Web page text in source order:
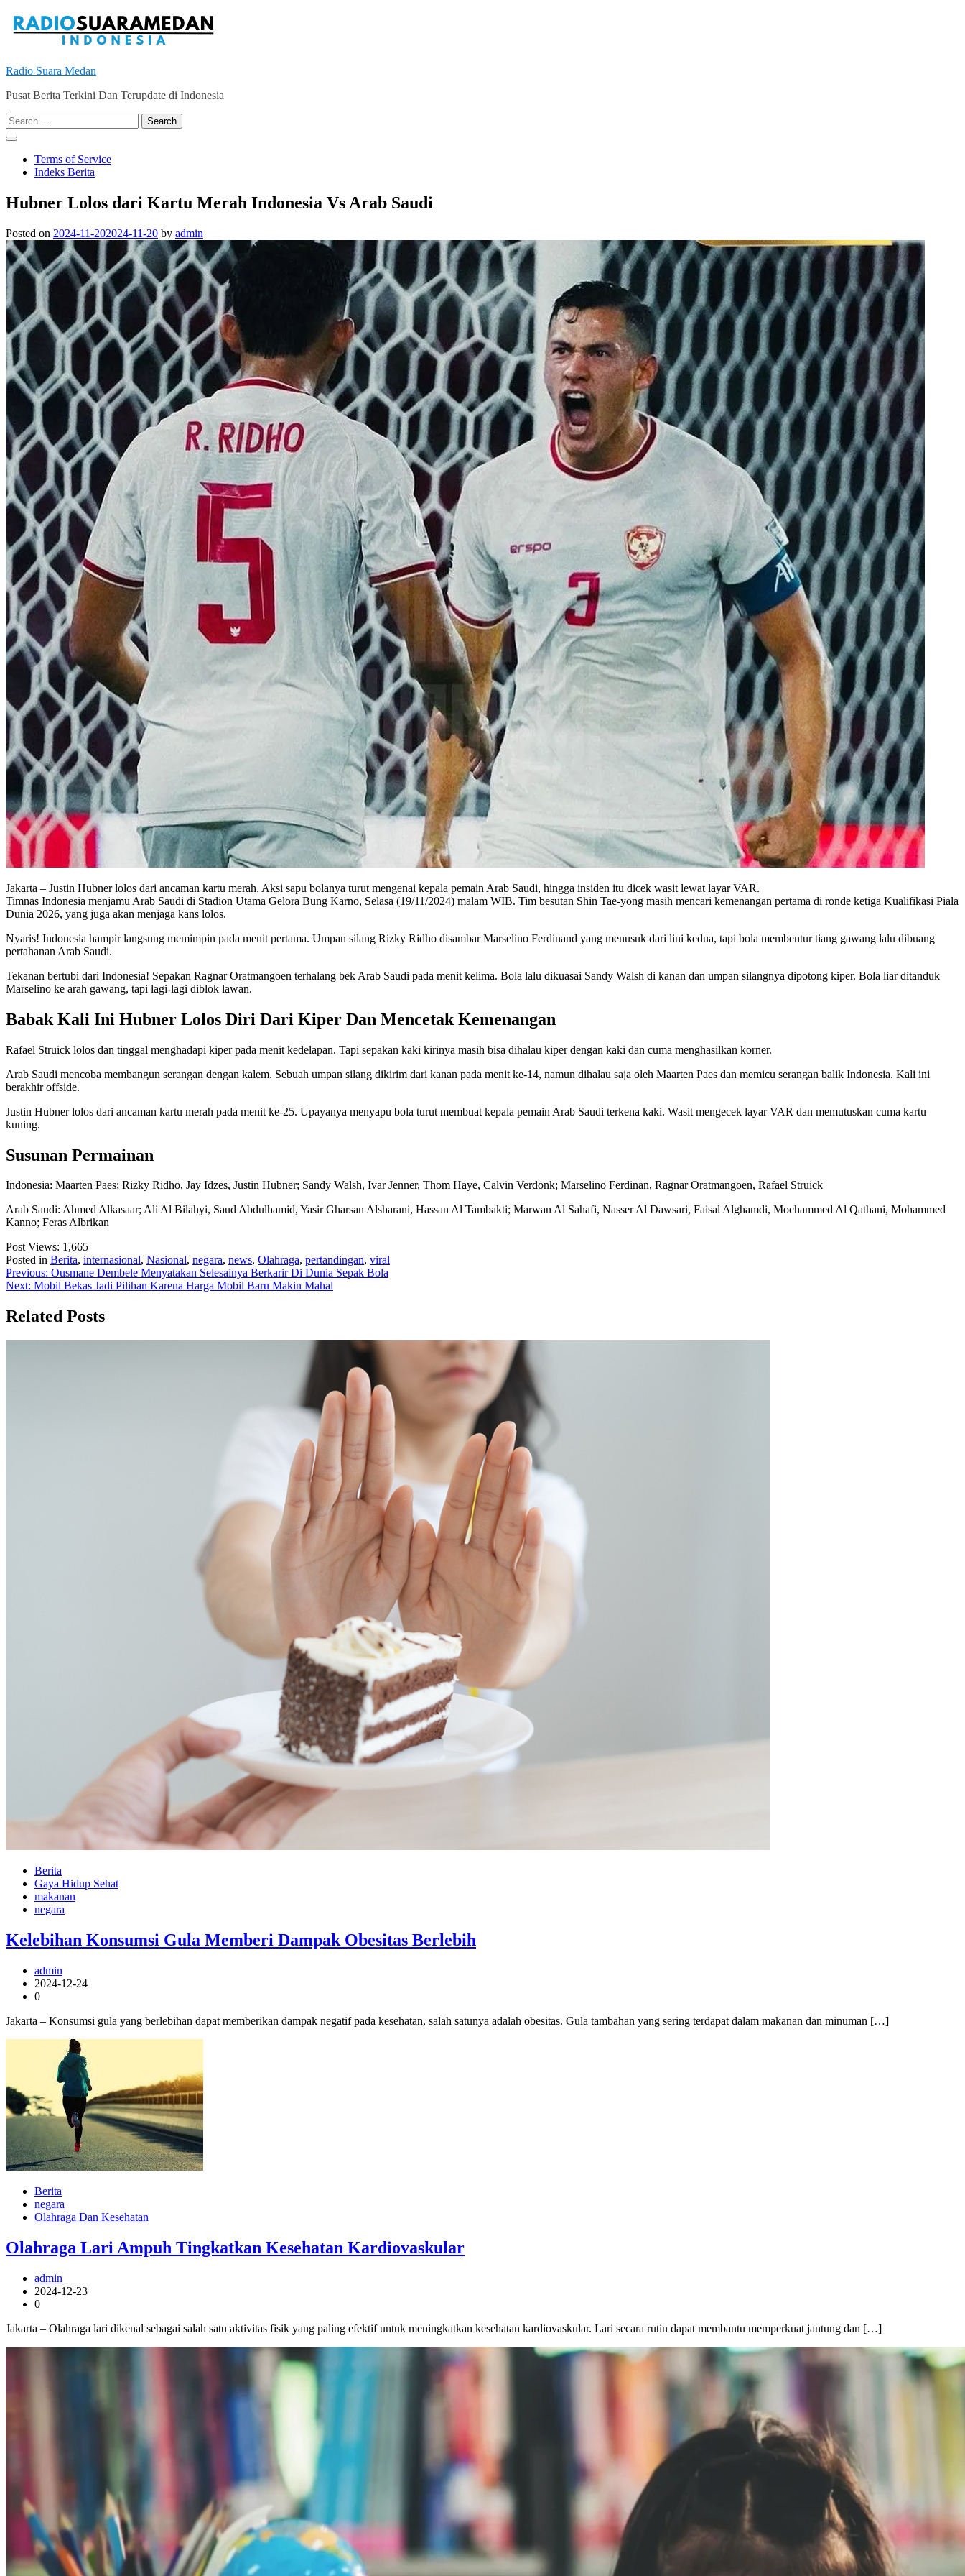
content
Radio Suara Medan
Pusat Berita Terkini Dan Terupdate di Indonesia
Search
for:
Terms of Service
Indeks Berita
Hubner Lolos dari Kartu Merah Indonesia Vs Arab Saudi
Posted on 2024-11-202024-11-20 by admin
Jakarta – Justin Hubner lolos dari ancaman kartu merah. Aksi sapu bolanya turut mengenai kepala pemain Arab Saudi, hingga insiden itu dicek wasit lewat layar VAR.
Timnas Indonesia menjamu Arab Saudi di Stadion Utama Gelora Bung Karno, Selasa (19/11/2024) malam WIB. Tim besutan Shin Tae-yong masih mencari kemenangan pertama di ronde ketiga Kualifikasi Piala
Dunia 2026, yang juga akan menjaga kans lolos.
Nyaris! Indonesia hampir langsung memimpin pada menit pertama. Umpan silang Rizky Ridho disambar Marselino Ferdinand yang menusuk dari lini kedua, tapi bola membentur tiang gawang lalu dibuang
pertahanan Arab Saudi.
Tekanan bertubi dari Indonesia! Sepakan Ragnar Oratmangoen terhalang bek Arab Saudi pada menit kelima. Bola lalu dikuasai Sandy Walsh di kanan dan umpan silangnya dipotong kiper. Bola liar ditanduk
Marselino ke arah gawang, tapi lagi-lagi diblok lawan.
Babak Kali Ini Hubner Lolos Diri Dari Kiper Dan Mencetak Kemenangan
Rafael Struick lolos dan tinggal menghadapi kiper pada menit kedelapan. Tapi sepakan kaki kirinya masih bisa dihalau kiper dengan kaki dan cuma menghasilkan korner.
Arab Saudi mencoba membangun serangan dengan kalem. Sebuah umpan silang dikirim dari kanan pada menit ke-14, namun dihalau saja oleh Maarten Paes dan memicu serangan balik Indonesia. Kali ini
berakhir offside.
Justin Hubner lolos dari ancaman kartu merah pada menit ke-25. Upayanya menyapu bola turut membuat kepala pemain Arab Saudi terkena kaki. Wasit mengecek layar VAR dan memutuskan cuma kartu
kuning.
Susunan Permainan
Indonesia: Maarten Paes; Rizky Ridho, Jay Idzes, Justin Hubner; Sandy Walsh, Ivar Jenner, Thom Haye, Calvin Verdonk; Marselino Ferdinan, Ragnar Oratmangoen, Rafael Struick
Arab Saudi: Ahmed Alkasaar; Ali Al Bilahyi, Saud Abdulhamid, Yasir Gharsan Alsharani, Hassan Al Tambakti; Marwan Al Sahafi, Nasser Al Dawsari, Faisal Alghamdi, Mochammed Al Qathani, Mohammed
Kanno; Feras Albrikan
Post Views: 1,665
Posted in Berita, internasional, Nasional, negara, news, Olahraga, pertandingan, viral
Post
navigation
Previous: Ousmane Dembele Menyatakan Selesainya Berkarir Di Dunia Sepak Bola
Next: Mobil Bekas Jadi Pilihan Karena Harga Mobil Baru Makin Mahal
Related Posts
Berita
Gaya Hidup Sehat
makanan
negara
Kelebihan Konsumsi Gula Memberi Dampak Obesitas Berlebih
admin
2024-12-24
0
Jakarta – Konsumsi gula yang berlebihan dapat memberikan dampak negatif pada kesehatan, salah satunya adalah obesitas. Gula tambahan yang sering terdapat dalam makanan dan minuman […]
Berita
negara
Olahraga Dan Kesehatan
Olahraga Lari Ampuh Tingkatkan Kesehatan Kardiovaskular
admin
2024-12-23
0
Jakarta – Olahraga lari dikenal sebagai salah satu aktivitas fisik yang paling efektif untuk meningkatkan kesehatan kardiovaskular. Lari secara rutin dapat membantu memperkuat jantung dan […]